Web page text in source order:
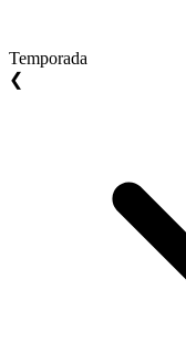
Temporada
❮